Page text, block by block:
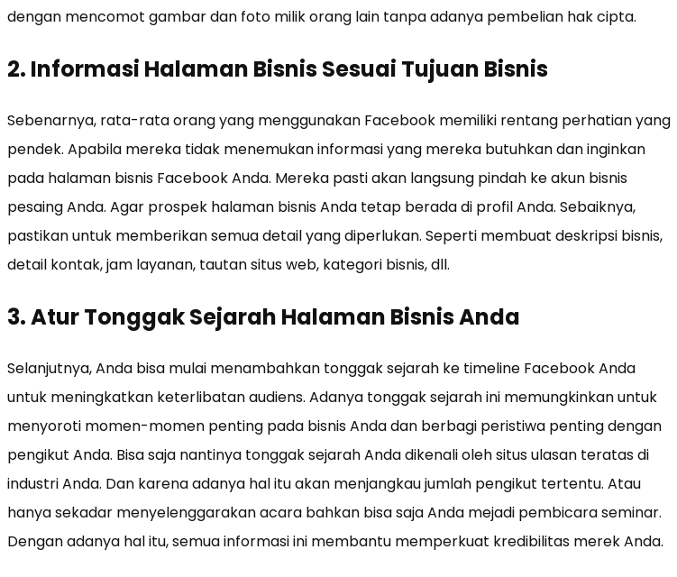
dengan mencomot gambar dan foto milik orang lain tanpa adanya pembelian hak cipta.
2. Informasi Halaman Bisnis Sesuai Tujuan Bisnis
Sebenarnya, rata-rata orang yang menggunakan Facebook memiliki rentang perhatian yang
pendek. Apabila mereka tidak menemukan informasi yang mereka butuhkan dan inginkan
pada halaman bisnis Facebook Anda. Mereka pasti akan langsung pindah ke akun bisnis
pesaing Anda. Agar prospek halaman bisnis Anda tetap berada di profil Anda. Sebaiknya,
pastikan untuk memberikan semua detail yang diperlukan. Seperti membuat deskripsi bisnis,
detail kontak, jam layanan, tautan situs web, kategori bisnis, dll.
3. Atur Tonggak Sejarah Halaman Bisnis Anda
Selanjutnya, Anda bisa mulai menambahkan tonggak sejarah ke timeline Facebook Anda
untuk meningkatkan keterlibatan audiens. Adanya tonggak sejarah ini memungkinkan untuk
menyoroti momen-momen penting pada bisnis Anda dan berbagi peristiwa penting dengan
pengikut Anda. Bisa saja nantinya tonggak sejarah Anda dikenali oleh situs ulasan teratas di
industri Anda. Dan karena adanya hal itu akan menjangkau jumlah pengikut tertentu. Atau
hanya sekadar menyelenggarakan acara bahkan bisa saja Anda mejadi pembicara seminar.
Dengan adanya hal itu, semua informasi ini membantu memperkuat kredibilitas merek Anda.